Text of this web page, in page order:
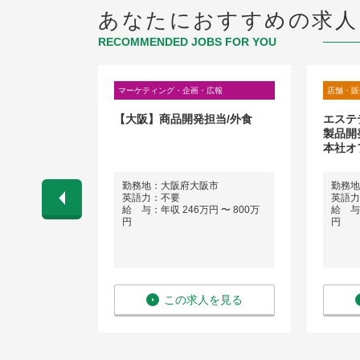
あなたにおすすめの求人
RECOMMENDED JOBS FOR YOU
マーケティング・企画・広報
【大阪】商品開発担当/外食
勤務地：大阪府大阪市
英語力：不要
給 与：年収 246万円 〜 800万
円
この求人を見る
店舗・
エス
製品開
本社オ
勤務
英語
給 与
円